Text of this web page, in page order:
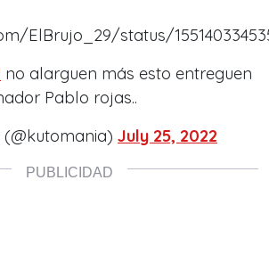
ElBrujo_29/status/
no alarguen más esto entreguen
Pablo rojas..
July 25, 2022